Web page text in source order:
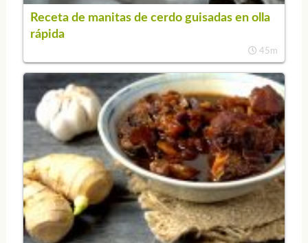
Receta de manitas de cerdo guisadas en olla
rápida
45m